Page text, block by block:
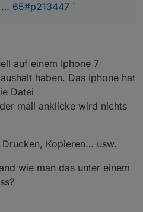
65#p213447 `
auf einem Iphone 7
haben. Das Iphone hat
Datei
mail anklicke wird nichts
Kopieren… usw.
wie man das unter einem